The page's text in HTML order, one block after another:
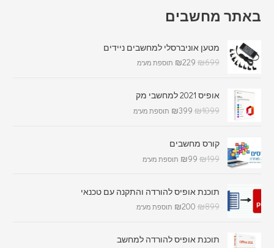
באתר מחשבים
מטען אוניברסלי למחשבים ניידים
₪699
₪229 תוספת מע"מ
אופיס 2021 למחשבי מק
₪1099
₪399 תוספת מע"מ
קורס מחשבים
₪199
₪99 תוספת מע"מ
תוכנת אופיס להורדה והתקנה עם טכנאי
₪899
₪200 תוספת מע"מ
תוכנת אופיס להורדה למחשב